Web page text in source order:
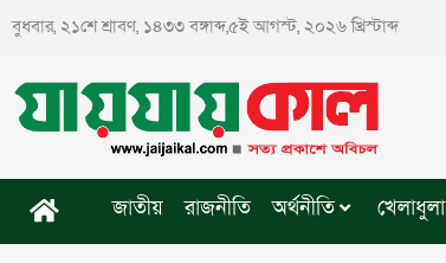
বুধবার, ২১শে শ্রাবণ, ১৪৩৩ বঙ্গাব্দ,৫ই আগস্ট, ২০২৬ খ্রিস্টাব্দ
জাতীয় রাজনীতি অর্থনীতি খেলাধুলা